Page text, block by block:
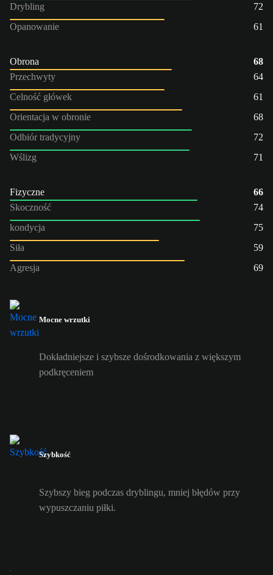
Drybling
72
Opanowanie
61
Obrona
68
Przechwyty
64
Celność główek
61
Orientacja w obronie
68
Odbiór tradycyjny
72
Wślizg
71
Fizyczne
66
Skoczność
74
kondycja
75
Siła
59
Agresja
69
Mocne wrzutki
Dokładniejsze i szybsze dośrodkowania z większym
podkręceniem
Szybkość
Szybszy bieg podczas dryblingu, mniej błędów przy
wypuszczaniu piłki.